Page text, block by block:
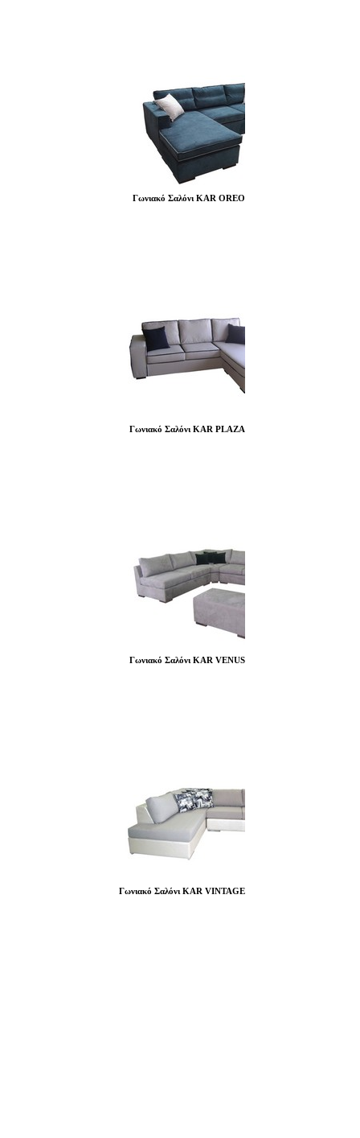
Γωνιακό Σαλόνι KAR OREO
Γωνιακό Σαλόνι KAR PLAZA
Γωνιακό Σαλόνι KAR VENUS
Γωνιακό Σαλόνι KAR VINTAGE